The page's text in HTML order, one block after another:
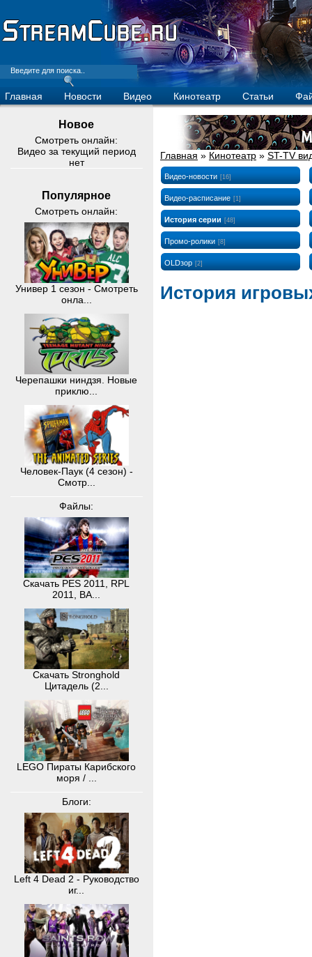
Главная Новости Видео Кинотеатр Статьи
Новое
Смотреть онлайн:
Видео за текущий период
нет
Популярное
Смотреть онлайн:
Универ 1 сезон - Смотреть
онла...
Черепашки ниндзя. Новые
приклю...
Человек-Паук (4 сезон) -
Смотр...
Файлы:
Скачать PES 2011, RPL
2011, BA...
Скачать Stronghold
Цитадель (2...
LEGO Пираты Карибского
моря / ...
Блоги:
Left 4 Dead 2 - Руководство
иг...
Главная » Кинотеатр » ST-TV
Видео-новости [16]
Видео-расписание [1]
История серии [48]
Промо-ролики [8]
OLDзор [2]
История